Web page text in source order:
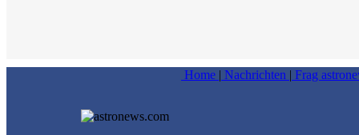
Home | Nachrichten | Frag